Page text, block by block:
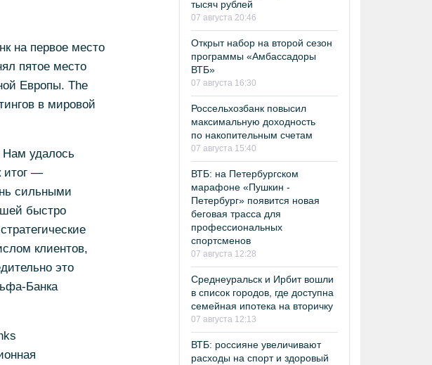
на первое место
пятое место
Европы. The
в мировой
Нам удалось
итог —
сильными
быстро
клиентов,
это
Банка
тысяч рублей
07 августа 20:46
Открыт набор на второй сезон
программы «Амбассадоры
ВТБ»
07 августа 16:30
Россельхозбанк повысил
максимальную доходность
по накопительным счетам
07 августа 15:40
ВТБ: на Петербургском
марафоне «Пушкин -
Петербург» появится новая
беговая трасса для
профессиональных
спортсменов
07 августа 12:28
Среднеуральск и Ирбит вошли
в список городов, где доступна
семейная ипотека на вторичку
07 августа 12:13
ВТБ: россияне увеличивают
расходы на спорт и здоровый